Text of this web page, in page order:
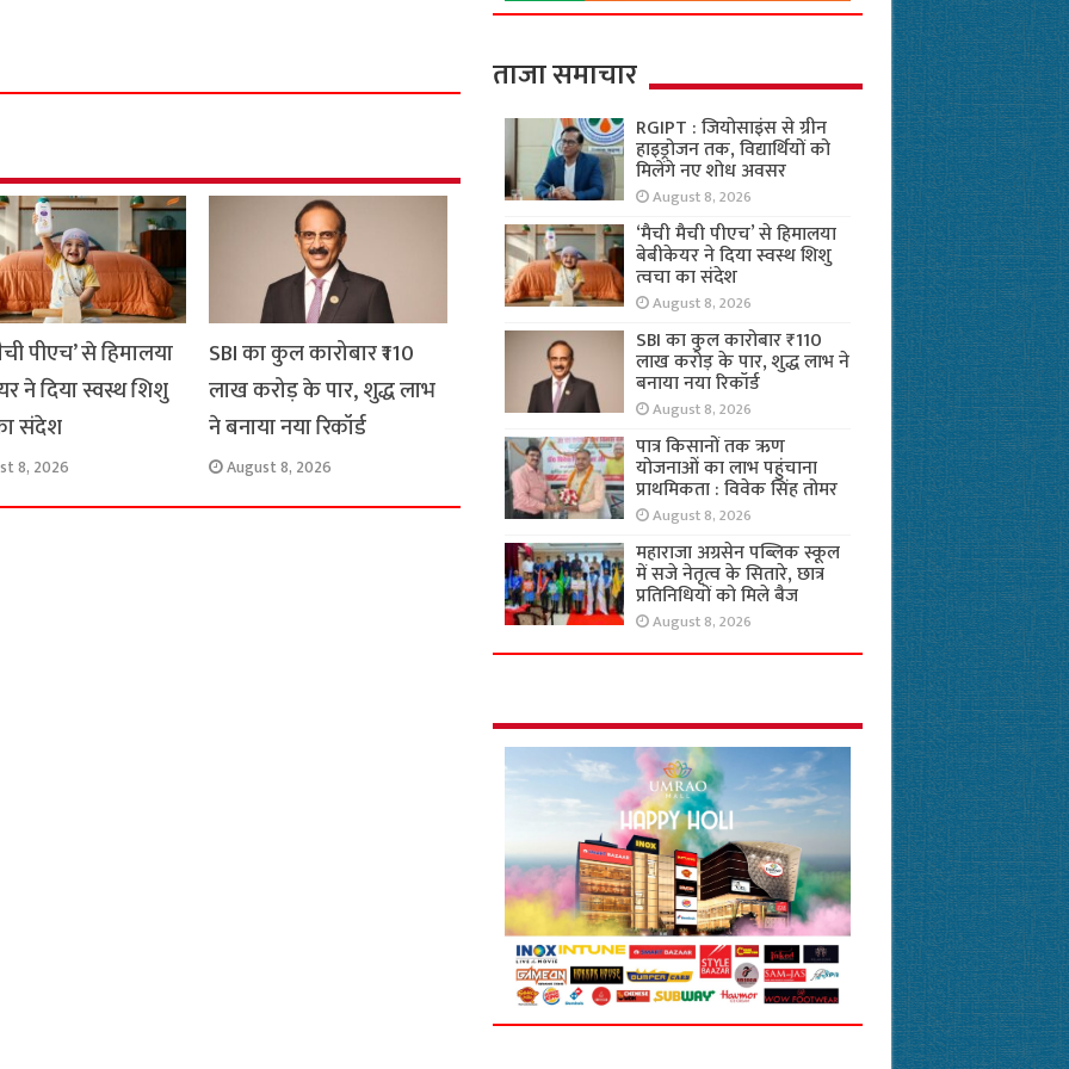
पीएच’ से हिमालया
ने दिया स्वस्थ शिशु
संदेश
8, 2026
SBI का कुल कारोबार ₹110
लाख करोड़ के पार, शुद्ध लाभ
ने बनाया नया रिकॉर्ड
August 8, 2026
ताजा समाचार
RGIPT : जियोसाइंस से ग्रीन
हाइड्रोजन तक, विद्यार्थियों को
मिलेंगे नए शोध अवसर
August 8, 2026
‘मैची मैची पीएच’ से हिमालया
बेबीकेयर ने दिया स्वस्थ शिशु
त्वचा का संदेश
August 8, 2026
SBI का कुल कारोबार ₹110
लाख करोड़ के पार, शुद्ध लाभ ने
बनाया नया रिकॉर्ड
August 8, 2026
पात्र किसानों तक ऋण
योजनाओं का लाभ पहुंचाना
प्राथमिकता : विवेक सिंह तोमर
August 8, 2026
महाराजा अग्रसेन पब्लिक स्कूल
में सजे नेतृत्व के सितारे, छात्र
प्रतिनिधियों को मिले बैज
August 8, 2026